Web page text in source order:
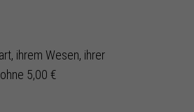
ihrem Wesen, ihrer
5,00 €